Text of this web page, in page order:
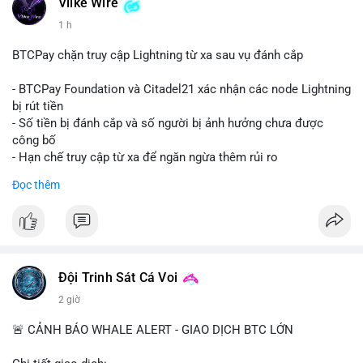
giao dịch OTC. Áp lực bán trực tiếp lên sàn là thấp, nhưng tâm
lớn.
Nhà đầu tư nhỏ lẻ nên theo dõi xác nhận giao dịch và dòng
tiền tiếp theo từ ví nguồn. Không nên hành động vội vàng dựa
trên một giao dịch đơn lẻ; hãy quan sát thêm 2-3 khối lượng
tương tự trong 24 giờ tới để xác định xu hướng rõ ràng.
Vlike Wire
1 h
BTCPay chặn truy cập Lightning từ xa sau vụ đánh cắp
- BTCPay Foundation và Citadel21 xác nhận các node Lightning
bị rút tiền
- Số tiền bị đánh cắp và số người bị ảnh hưởng chưa được
công bố
- Hạn chế truy cập từ xa để ngăn ngừa thêm rủi ro
#binancesquare
$btc
📰 Nguồn: Cointelegraph
Đọc thêm
Đội Trinh Sát Cá Voi
2 giờ
🚨 CẢNH BÁO WHALE ALERT - GIAO DỊCH BTC LỚN